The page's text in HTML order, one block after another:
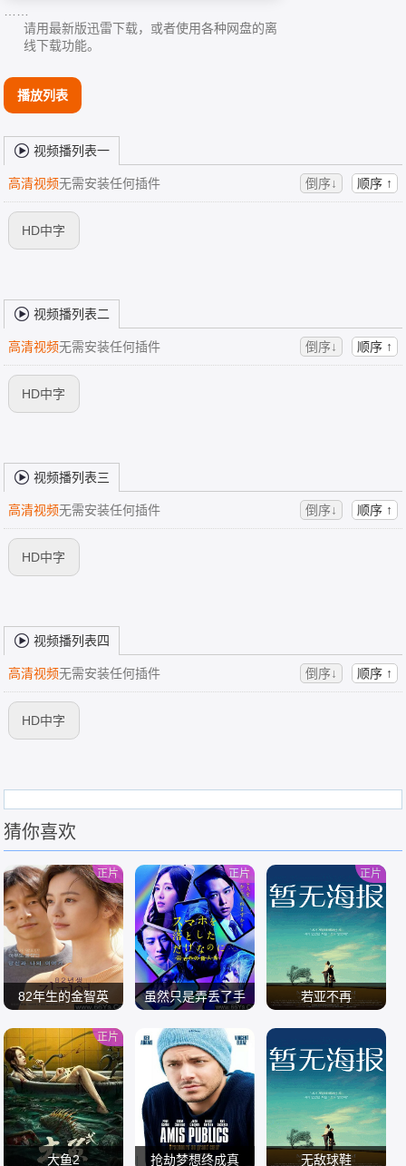
请用最新版迅雷下载，或者使用各种网盘的离
线下载功能。
播放列表
视频播列表一
高清视频无需安装任何插件 倒序↓ 顺序 ↑
HD中字
视频播列表二
高清视频无需安装任何插件 倒序↓ 顺序 ↑
HD中字
视频播列表三
高清视频无需安装任何插件 倒序↓ 顺序 ↑
HD中字
视频播列表四
高清视频无需安装任何插件 倒序↓ 顺序 ↑
HD中字
猜你喜欢
82年生的金智英
/
正片
虽然只是弄丢了手
正片
若亚不再
/
正片
大鱼2
正片
抢劫梦想终成真 无敌球鞋